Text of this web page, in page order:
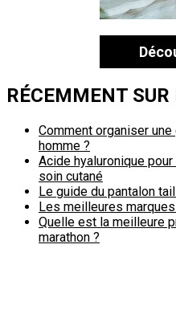
RÉCEMMENT
Comment organiser
homme ?
Acide hyaluronique
soin cutané
Le guide du pantalon
Les meilleures
Quelle est la meilleure
marathon ?